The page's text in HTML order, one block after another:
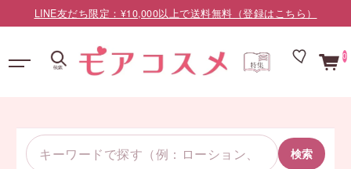
0
検索
LINE友だち限定：¥10,000以上で送料無料（登録はこちら）